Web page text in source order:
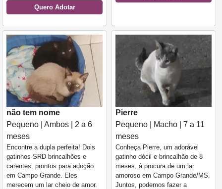
Quero Adotar
não tem nome
Pequeno | Ambos | 2 a 6
meses
Encontre a dupla perfeita! Dois
gatinhos SRD brincalhões e
carentes, prontos para adoção
em Campo Grande. Eles
merecem um lar cheio de amor.
Pierre
Pequeno | Macho | 7 a 11
meses
Conheça Pierre, um adorável
gatinho dócil e brincalhão de 8
meses, à procura de um lar
amoroso em Campo Grande/MS.
Juntos, podemos fazer a